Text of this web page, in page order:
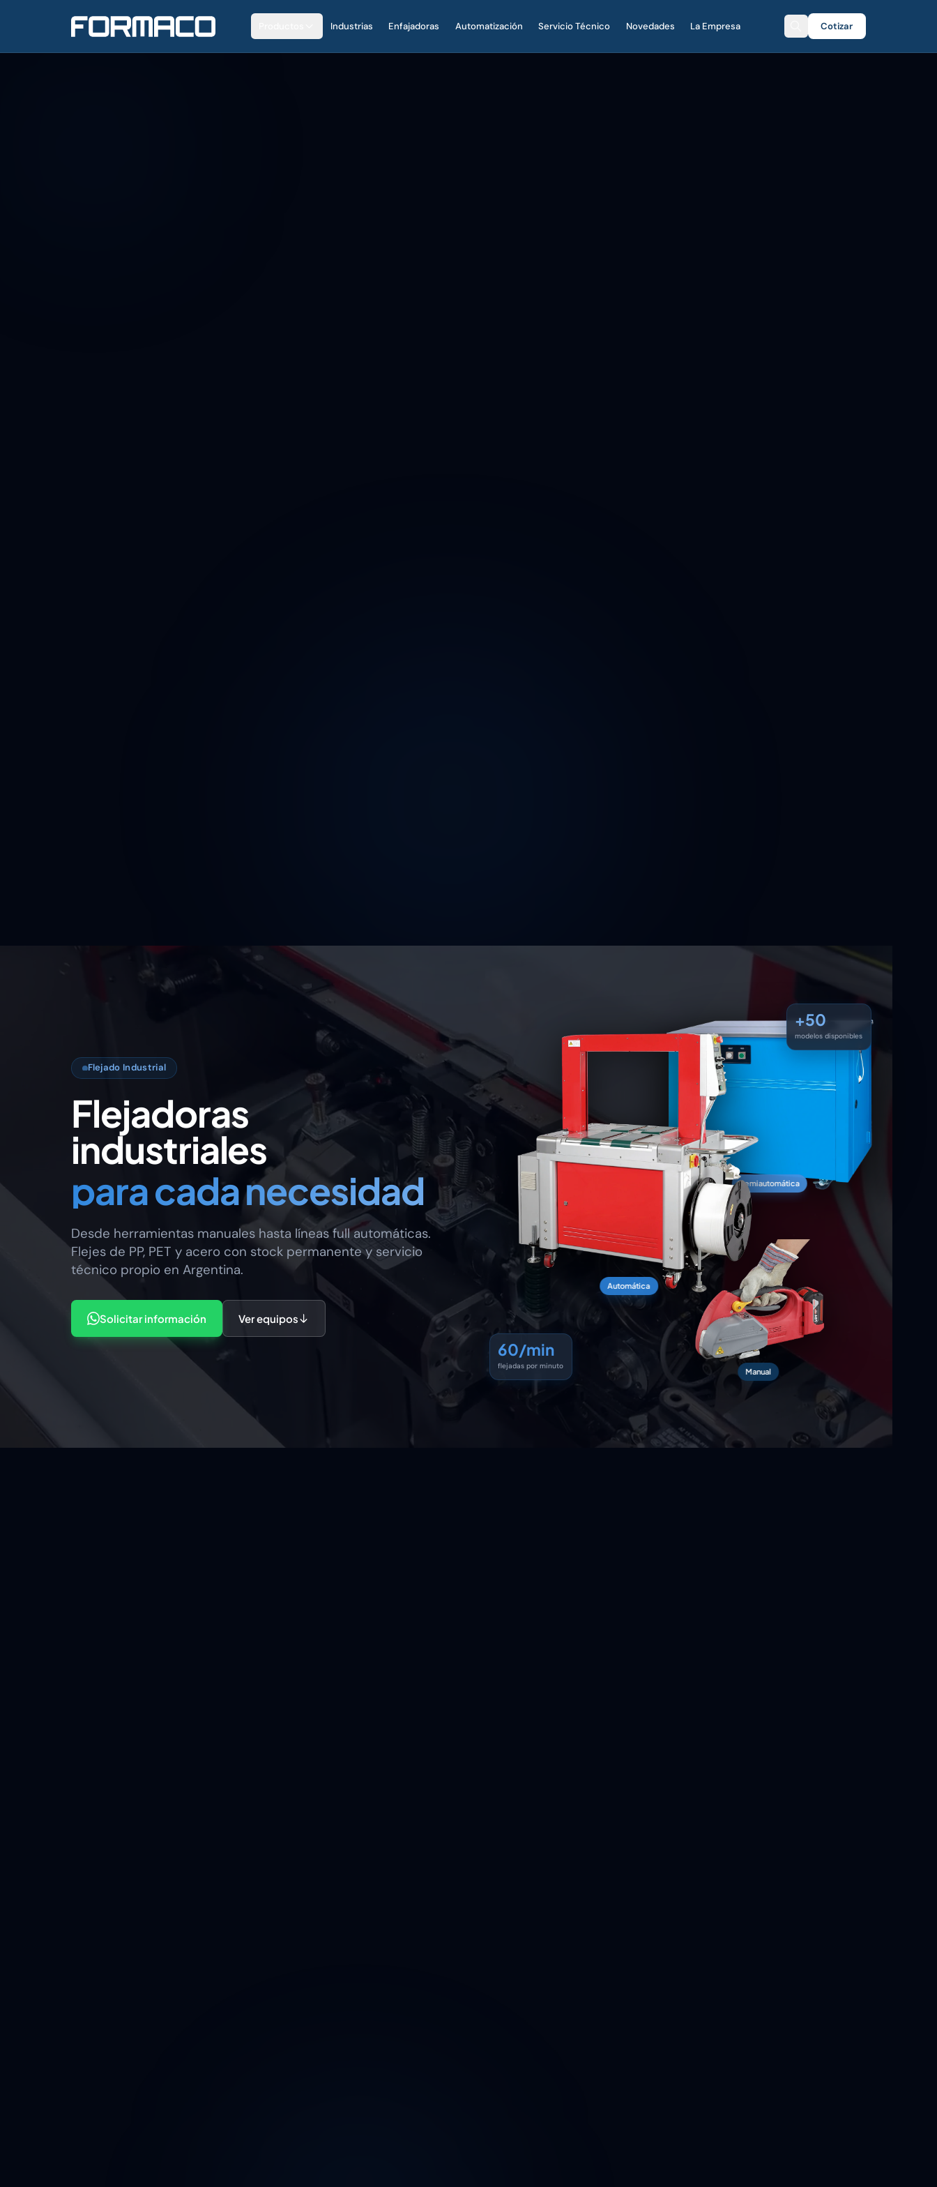
Industrias Enfajadoras Automatización Servicio Técnico Novedades La Empresa Cotizar
Flejado Industrial
Flejadoras
industriales
para cada necesidad
Desde herramientas manuales hasta líneas full automáticas.
Flejes de PP, PET y acero con stock permanente y servicio
técnico propio en Argentina.
Solicitar información Ver equipos
Automática
Semiautomática
Manual
60/min
flejadas por minuto
+50
modelos disponibles